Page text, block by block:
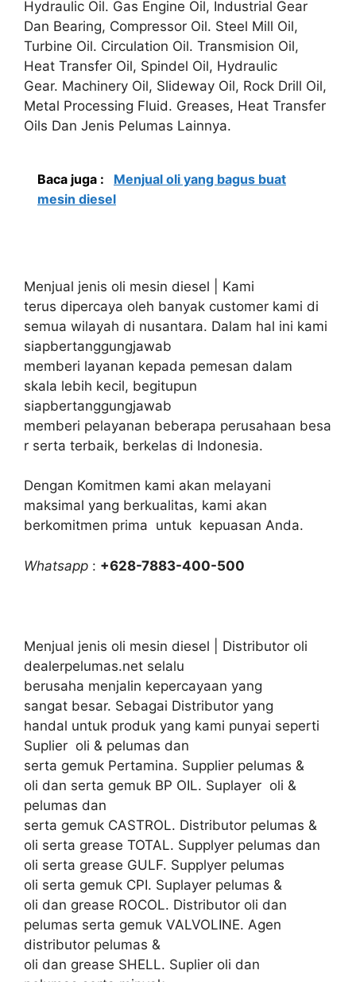
Hydraulic Oil. Gas Engine Oil, Industrial Gear
Dan Bearing, Compressor Oil. Steel Mill Oil,
Turbine Oil. Circulation Oil. Transmision Oil,
Heat Transfer Oil, Spindel Oil, Hydraulic
Gear. Machinery Oil, Slideway Oil, Rock Drill Oil,
Metal Processing Fluid. Greases, Heat Transfer
Oils Dan Jenis Pelumas Lainnya.
Baca juga :
Menjual oli yang bagus buat
mesin diesel
Menjual jenis oli mesin diesel | Kami
terus dipercaya oleh banyak customer kami di
semua wilayah di nusantara. Dalam hal ini kami
siapbertanggungjawab
memberi layanan kepada pemesan dalam
skala lebih kecil, begitupun
siapbertanggungjawab
memberi pelayanan beberapa perusahaan besa
r serta terbaik, berkelas di Indonesia.
Dengan Komitmen kami akan melayani
maksimal yang berkualitas, kami akan
berkomitmen prima untuk kepuasan Anda.
Whatsapp : +628-7883-400-500
Menjual jenis oli mesin diesel | Distributor oli
dealerpelumas.net selalu
berusaha menjalin kepercayaan yang
sangat besar. Sebagai Distributor yang
handal untuk produk yang kami punyai seperti
Suplier oli & pelumas dan
serta gemuk Pertamina. Supplier pelumas &
oli dan serta gemuk BP OIL. Suplayer oli &
pelumas dan
serta gemuk CASTROL. Distributor pelumas &
oli serta grease TOTAL. Supplyer pelumas dan
oli serta grease GULF. Supplyer pelumas
oli serta gemuk CPI. Suplayer pelumas &
oli dan grease ROCOL. Distributor oli dan
pelumas serta gemuk VALVOLINE. Agen
distributor pelumas &
oli dan grease SHELL. Suplier oli dan